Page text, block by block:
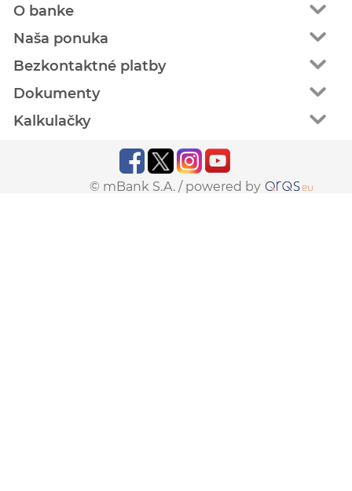
O banke
Naša ponuka
Bezkontaktné platby
Dokumenty
Kalkulačky
© mBank S.A. / powered by